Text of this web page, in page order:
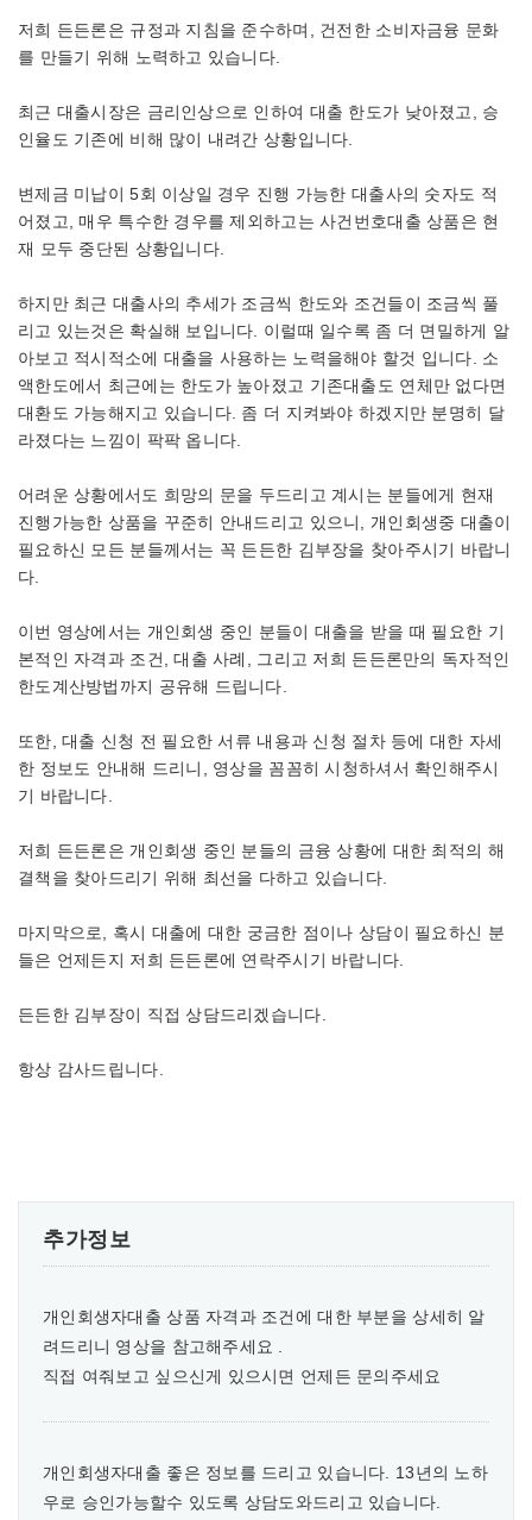
저희 든든론은 규정과 지침을 준수하며, 건전한 소비자금융 문화
를 만들기 위해 노력하고 있습니다.
최근 대출시장은 금리인상으로 인하여 대출 한도가 낮아졌고, 승
인율도 기존에 비해 많이 내려간 상황입니다.
변제금 미납이 5회 이상일 경우 진행 가능한 대출사의 숫자도 적
어졌고, 매우 특수한 경우를 제외하고는 사건번호대출 상품은 현
재 모두 중단된 상황입니다.
하지만 최근 대출사의 추세가 조금씩 한도와 조건들이 조금씩 풀
리고 있는것은 확실해 보입니다. 이럴때 일수록 좀 더 면밀하게 알
아보고 적시적소에 대출을 사용하는 노력을해야 할것 입니다. 소
액한도에서 최근에는 한도가 높아졌고 기존대출도 연체만 없다면
대환도 가능해지고 있습니다. 좀 더 지켜봐야 하겠지만 분명히 달
라졌다는 느낌이 팍팍 옵니다.
어려운 상황에서도 희망의 문을 두드리고 계시는 분들에게 현재
진행가능한 상품을 꾸준히 안내드리고 있으니, 개인회생중 대출이
필요하신 모든 분들께서는 꼭 든든한 김부장을 찾아주시기 바랍니
다.
이번 영상에서는 개인회생 중인 분들이 대출을 받을 때 필요한 기
본적인 자격과 조건, 대출 사례, 그리고 저희 든든론만의 독자적인
한도계산방법까지 공유해 드립니다.
또한, 대출 신청 전 필요한 서류 내용과 신청 절차 등에 대한 자세
한 정보도 안내해 드리니, 영상을 꼼꼼히 시청하셔서 확인해주시
기 바랍니다.
저희 든든론은 개인회생 중인 분들의 금융 상황에 대한 최적의 해
결책을 찾아드리기 위해 최선을 다하고 있습니다.
마지막으로, 혹시 대출에 대한 궁금한 점이나 상담이 필요하신 분
들은 언제든지 저희 든든론에 연락주시기 바랍니다.
든든한 김부장이 직접 상담드리겠습니다.
항상 감사드립니다.
추가정보
개인회생자대출 상품 자격과 조건에 대한 부분을 상세히 알
려드리니 영상을 참고해주세요 .
직접 여줘보고 싶으신게 있으시면 언제든 문의주세요
개인회생자대출 좋은 정보를 드리고 있습니다. 13년의 노하
우로 승인가능할수 있도록 상담도와드리고 있습니다.